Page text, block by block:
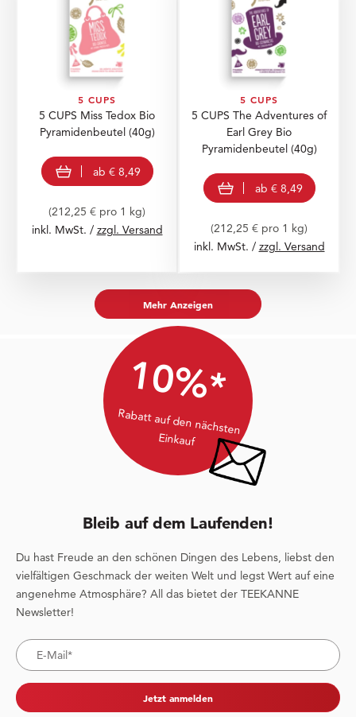
5 CUPS
5 CUPS Miss Tedox Bio
Pyramidenbeutel (40g)
view product
ab € 8,49
(212,25 € pro 1 kg)
inkl. MwSt. / zzgl. Versand
5 CUPS
5 CUPS The Adventures of
Earl Grey Bio
Pyramidenbeutel (40g)
view product
ab € 8,49
(212,25 € pro 1 kg)
inkl. MwSt. / zzgl. Versand
Mehr Anzeigen
10%*
Rabatt auf den nächsten
Einkauf
Bleib auf dem Laufenden!
Du hast Freude an den schönen Dingen des Lebens, liebst den
vielfältigen Geschmack der weiten Welt und legst Wert auf eine
angenehme Atmosphäre? All das bietet der TEEKANNE
Newsletter!
Jetzt anmelden